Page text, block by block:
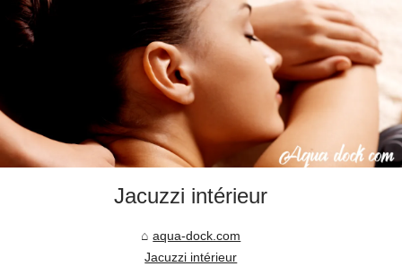
Jacuzzi intérieur
aqua-dock.com
Jacuzzi intérieur